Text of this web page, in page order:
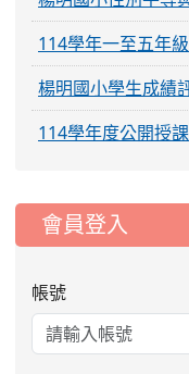
114學年一至五年
楊明國小學生成績
114學年度公開授
::: 會員登入
帳號